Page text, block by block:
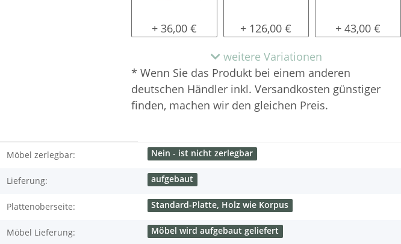
shabby chic / antik look
+ 36,00 € tief gebürstet
+ 126,00 €
+ 43,00 €
weitere Variationen
* Wenn Sie das Produkt bei einem anderen
deutschen Händler inkl. Versandkosten günstiger
finden, machen wir den gleichen Preis.
Produkteigenschaft
Wert
Möbel zerlegbar: Nein - ist nicht zerlegbar
Lieferung: aufgebaut
Plattenoberseite: Standard-Platte, Holz wie Korpus
Möbel Lieferung: Möbel wird aufgebaut geliefert